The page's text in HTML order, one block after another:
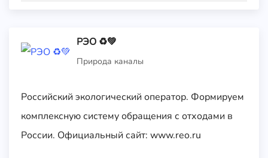
РЭО ♻️💚
Природа каналы
Российский экологический оператор. Формируем
комплексную систему обращения с отходами в
России. Официальный сайт: www.reo.ru